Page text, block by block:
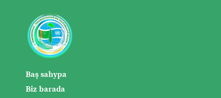
Baş sahypa
Biz barada